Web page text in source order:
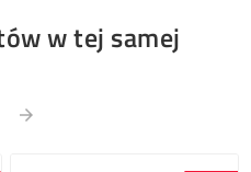
w tej samej
arrow_forward